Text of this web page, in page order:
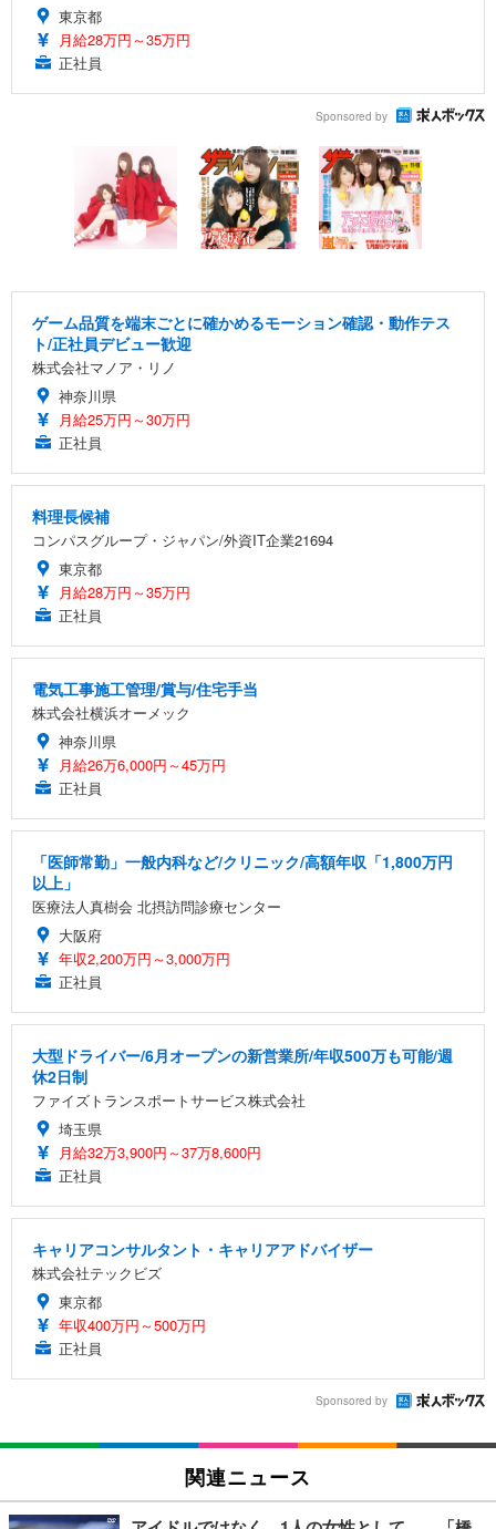
東京都
月給28万円～35万円
正社員
Sponsored by
ゲーム品質を端末ごとに確かめるモーション確認・動作テス
ト/正社員デビュー歓迎
株式会社マノア・リノ
神奈川県
月給25万円～30万円
正社員
料理長候補
コンパスグループ・ジャパン/外資IT企業21694
東京都
月給28万円～35万円
正社員
電気工事施工管理/賞与/住宅手当
株式会社横浜オーメック
神奈川県
月給26万6,000円～45万円
正社員
「医師常勤」一般内科など/クリニック/高額年収「1,800万円
以上」
医療法人真樹会 北摂訪問診療センター
大阪府
年収2,200万円～3,000万円
正社員
大型ドライバー/6月オープンの新営業所/年収500万も可能/週
休2日制
ファイズトランスポートサービス株式会社
埼玉県
月給32万3,900円～37万8,600円
正社員
キャリアコンサルタント・キャリアアドバイザー
株式会社テックビズ
東京都
年収400万円～500万円
正社員
Sponsored by
関連ニュース